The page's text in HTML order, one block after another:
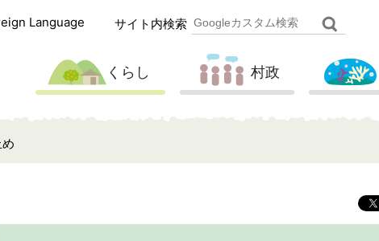
Language サイト内検索
くらし 村政